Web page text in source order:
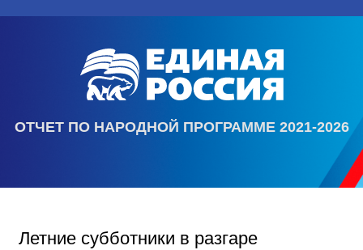
ОТЧЕТ ПО НАРОДНОЙ ПРОГРАММЕ 2021-2026
Летние субботники в разгаре